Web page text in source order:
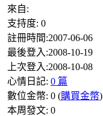
來自:
支持度: 0
註冊時間:2007-06-06
最後登入:2008-10-19
上次登入:2008-10-08
心情日記: 0 篇
數位金幣: 0 (購買金幣)
本周發文: 0